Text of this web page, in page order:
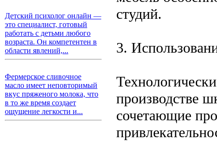
Детский психолог онлайн —
это специалист, готовый
работать с детьми любого
возраста. Он компетентен в
области явлений,...
Фермерское сливочное
масло имеет неповторимый
вкус пряженого молока, что
в то же время создает
ощущение легкости и...
студий.
3.
производстве
сочетающие